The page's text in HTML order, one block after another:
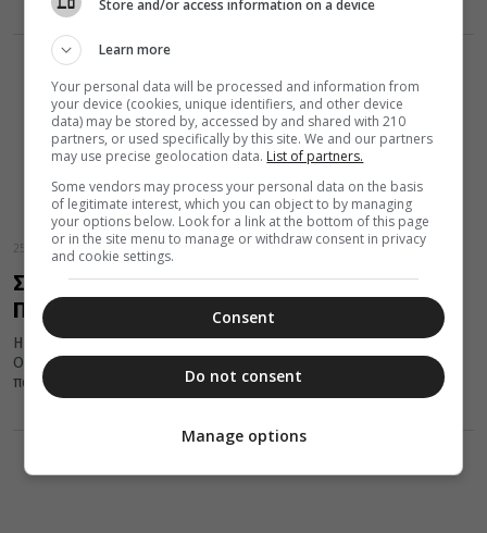
25 Ιουνίου 2020
Σπάνια χειρόγραφη επιστολή του Γέροντα
Παϊσίου σε φωτογραφία της Αγίας Σοφίας
Η χειρόγραφη επιστολή του Γέροντος Γέροντα Παϊσίου τον
Οκτώβριο του 1974, είδε το φως της δημοσιότητας μέσω του
παραλήπτη...
Store and/or access information on a device
Learn more
Your personal data will be processed and information from
your device (cookies, unique identifiers, and other device
data) may be stored by, accessed by and shared with 210
partners, or used specifically by this site. We and our partners
may use precise geolocation data. List of partners.
Some vendors may process your personal data on the basis
of legitimate interest, which you can object to by managing
your options below. Look for a link at the bottom of this page
or in the site menu to manage or withdraw consent in privacy
and cookie settings.
Consent
Do not consent
Manage options